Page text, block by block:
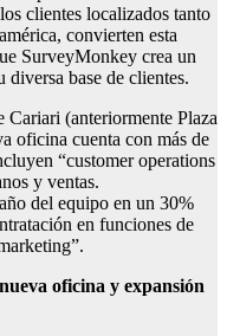
clientes localizados tanto
convierten esta
SurveyMonkey crea un
base de clientes.
Cariari (anteriormente Plaza
oficina cuenta con más de
“customer operations
y ventas.
del equipo en un 30%
en funciones de
oficina y expansión